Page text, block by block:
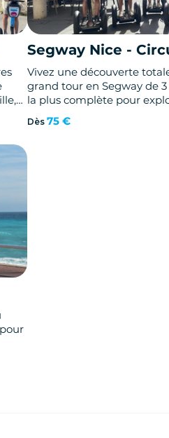
Segway Nice -
Vivez une découverte
grand tour en Segway de
la plus complète pour
ses visages.
Dès 75 €